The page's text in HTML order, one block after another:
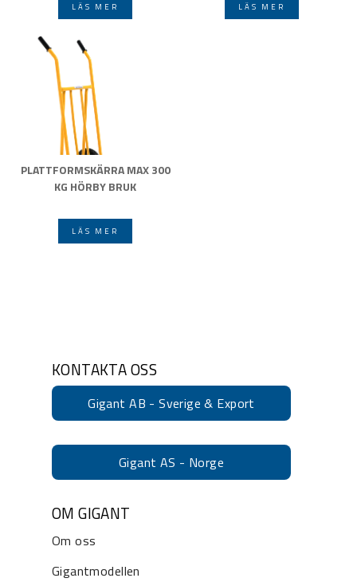
LÄS MER LÄS MER
PLATTFORMSKÄRRA MAX 300
KG HÖRBY BRUK
LÄS MER
KONTAKTA OSS
Gigant AB - Sverige & Export
Gigant AS - Norge
OM GIGANT
Om oss
Gigantmodellen